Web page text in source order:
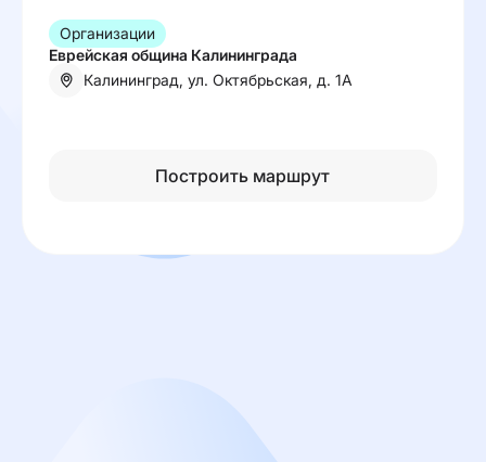
Организации
Еврейская община Калининграда
Калининград, ул. Октябрьская, д. 1А
Построить маршрут